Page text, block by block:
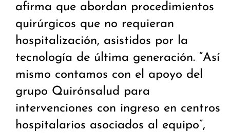
afirma que abordan procedimientos
quirúrgicos que no requieran
hospitalización, asistidos por la
tecnología de última generación. “Así
mismo contamos con el apoyo del
grupo Quirónsalud para
intervenciones con ingreso en centros
hospitalarios asociados al equipo”,